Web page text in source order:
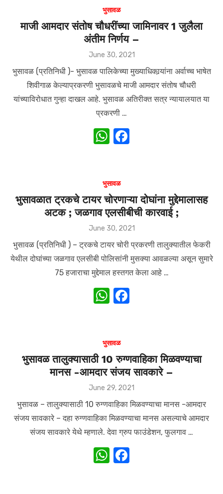
s
A
p
p
b
o
o
k
भुसावळ
माजी आमदार संतोष चौधरींच्या जामिनावर 1 जुलैला
अंतीम निर्णय –
Posted
June 30, 2021
भुसावळ (प्रतिनिधी )- भुसावळ पालिकेच्या मुख्याधिकार्‍यांना अर्वाच्च भाषेत
शिवीगाळ केल्याप्रकरणी भुसावळचे माजी आमदार संतोष चौधरी
यांच्याविरोधात गुन्हा दाखल आहे. भुसावळ अतिरीक्त सत्र न्यायालयात या
प्रकरणी …
W
s
A
p
p
b
o
o
k
भुसावळ
भुसावळात ट्रकचे टायर चोरणाऱ्या दोघांना मुद्देमालासह
अटक ; जळगाव एलसीबीची कारवाई ;
Posted
June 30, 2021
भुसावळ (प्रतिनिधी ) – ट्रकचे टायर चोरी प्रकरणी तालुक्यातील फेकरी
येथील दोघांच्या जळगाव एलसीबी पोलिसांनी मुसक्या आवळल्या असून सुमारे
75 हजाराचा मुद्देमाल हस्तगत केला आहे …
W
s
A
p
p
b
o
o
k
भुसावळ
भुसावळ तालुक्यासाठी 10 रुग्णवाहिका मिळवण्याचा
मानस -आमदार संजय सावकारे –
Posted
June 29, 2021
भुसावळ – तालुक्यासाठी 10 रुग्णवाहिका मिळवण्याचा मानस -आमदार
संजय सावकारे – दहा रुग्णवाहिका मिळवण्याचा मानस असल्याचे आमदार
संजय सावकारे येथे म्हणाले. देवा ग्रुप फाउंडेशन, फुलगाव …
W